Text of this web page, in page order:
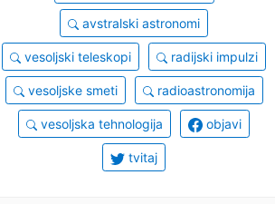
avstralski astronomi
vesoljski teleskopi radijski impulzi
vesoljske smeti radioastronomija
vesoljska tehnologija objavi
tvitaj